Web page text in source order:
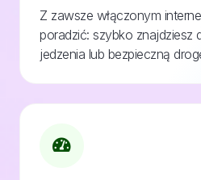
Z zawsze włączonym
poradzić: szybko znajdziesz
jedzenia lub bezpieczną